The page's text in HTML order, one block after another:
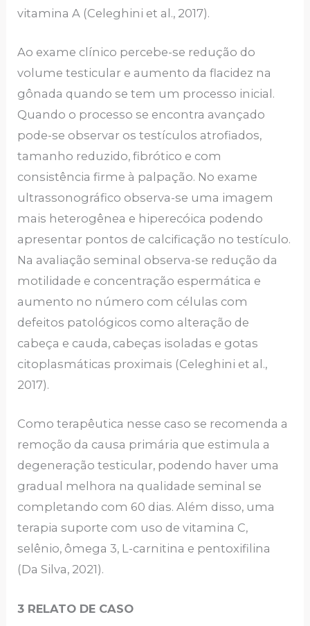
vitamina A (Celeghini et al., 2017).
Ao exame clínico percebe-se redução do
volume testicular e aumento da flacidez na
gônada quando se tem um processo inicial.
Quando o processo se encontra avançado
pode-se observar os testículos atrofiados,
tamanho reduzido, fibrótico e com
consistência firme à palpação. No exame
ultrassonográfico observa-se uma imagem
mais heterogênea e hiperecóica podendo
apresentar pontos de calcificação no testículo.
Na avaliação seminal observa-se redução da
motilidade e concentração espermática e
aumento no número com células com
defeitos patológicos como alteração de
cabeça e cauda, cabeças isoladas e gotas
citoplasmáticas proximais (Celeghini et al.,
2017).
Como terapêutica nesse caso se recomenda a
remoção da causa primária que estimula a
degeneração testicular, podendo haver uma
gradual melhora na qualidade seminal se
completando com 60 dias. Além disso, uma
terapia suporte com uso de vitamina C,
selênio, ômega 3, L-carnitina e pentoxifilina
(Da Silva, 2021).
3 RELATO DE CASO